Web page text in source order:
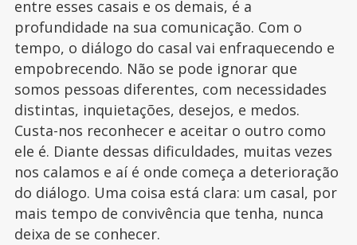
entre esses casais e os demais, é a
profundidade na sua comunicação. Com o
tempo, o diálogo do casal vai enfraquecendo e
empobrecendo. Não se pode ignorar que
somos pessoas diferentes, com necessidades
distintas, inquietações, desejos, e medos.
Custa-nos reconhecer e aceitar o outro como
ele é. Diante dessas dificuldades, muitas vezes
nos calamos e aí é onde começa a deterioração
do diálogo. Uma coisa está clara: um casal, por
mais tempo de convivência que tenha, nunca
deixa de se conhecer.